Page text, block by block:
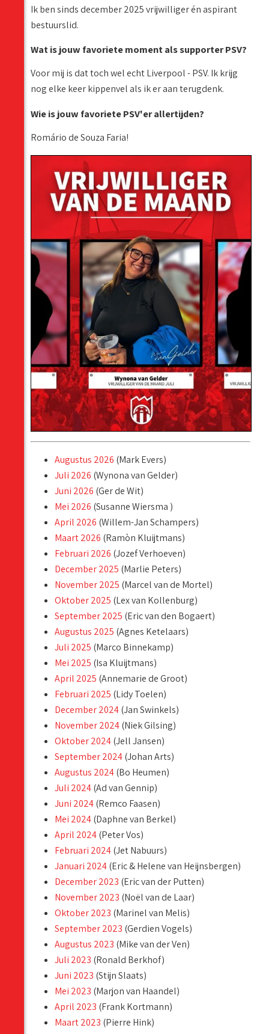
Ik ben sinds december 2025 vrijwilliger én aspirant
bestuurslid.
Wat is jouw favoriete moment als supporter PSV?
Voor mij is dat toch wel echt Liverpool - PSV. Ik krijg
nog elke keer kippenvel als ik er aan terugdenk.
Wie is jouw favoriete PSV'er allertijden?
Romário de Souza Faria!
Augustus 2026 (Mark Evers)
Juli 2026 (Wynona van Gelder)
Juni 2026 (Ger de Wit)
Mei 2026 (Susanne Wiersma )
April 2026 (Willem-Jan Schampers)
Maart 2026 (Ramòn Kluijtmans)
Februari 2026 (Jozef Verhoeven)
December 2025 (Marlie Peters)
November 2025 (Marcel van de Mortel)
Oktober 2025 (Lex van Kollenburg)
September 2025 (Eric van den Bogaert)
Augustus 2025 (Agnes Ketelaars)
Juli 2025 (Marco Binnekamp)
Mei 2025 (Isa Kluijtmans)
April 2025 (Annemarie de Groot)
Februari 2025 (Lidy Toelen)
December 2024(Jan Swinkels)
November 2024(Niek Gilsing)
Oktober 2024(Jell Jansen)
September 2024(Johan Arts)
Augustus 2024(Bo Heumen)
Juli 2024(Ad van Gennip)
Juni 2024(Remco Faasen)
Mei 2024(Daphne van Berkel)
April 2024(Peter Vos)
Februari 2024(Jet Nabuurs)
Januari 2024(Eric & Helene van Heijnsbergen)
December 2023 (Eric van der Putten)
November 2023 (Noël van de Laar)
Oktober 2023 (Marinel van Melis)
September 2023 (Gerdien Vogels)
Augustus 2023 (Mike van der Ven)
Juli 2023 (Ronald Berkhof)
Juni 2023 (Stijn Slaats)
Mei 2023 (Marjon van Haandel)
April 2023 (Frank Kortmann)
Maart 2023 (Pierre Hink)